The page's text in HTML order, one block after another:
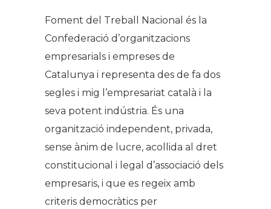
Foment del Treball Nacional és la
Confederació d’organitzacions
empresarials i empreses de
Catalunya i representa des de fa dos
segles i mig l’empresariat català i la
seva potent indústria. És una
organització independent, privada,
sense ànim de lucre, acollida al dret
constitucional i legal d’associació dels
empresaris, i que es regeix amb
criteris democràtics per